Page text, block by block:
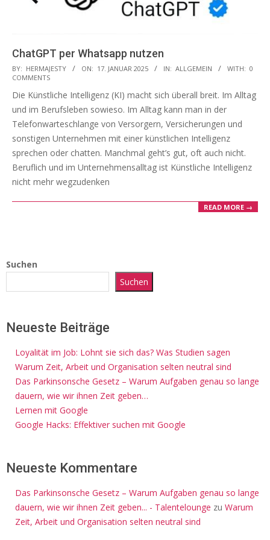
ChatGPT per Whatsapp nutzen
2025-
01-
17
BY: HERMAJESTY ON: 17. JANUAR 2025 IN: ALLGEMEIN WITH: 0
COMMENTS
Die Künstliche Intelligenz (KI) macht sich überall breit. Im Alltag
und im Berufsleben sowieso. Im Alltag kann man in der
Telefonwarteschlange von Versorgern, Versicherungen und
sonstigen Unternehmen mit einer künstlichen Intelligenz
sprechen oder chatten. Manchmal geht’s gut, oft auch nicht.
Beruflich und im Unternehmensalltag ist Künstliche Intelligenz
nicht mehr wegzudenken
READ MORE →
Suchen
Suchen
Neueste Beiträge
Loyalität im Job: Lohnt sie sich das? Was Studien sagen
Warum Zeit, Arbeit und Organisation selten neutral sind
Das Parkinsonsche Gesetz – Warum Aufgaben genau so lange
dauern, wie wir ihnen Zeit geben…
Lernen mit Google
Google Hacks: Effektiver suchen mit Google
Neueste Kommentare
Das Parkinsonsche Gesetz – Warum Aufgaben genau so lange
dauern, wie wir ihnen Zeit geben... - Talentelounge zu Warum
Zeit, Arbeit und Organisation selten neutral sind